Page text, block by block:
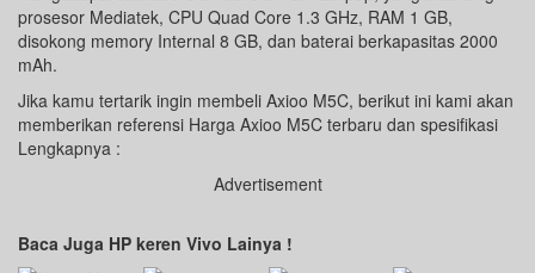
prosesor Mediatek, CPU Quad Core 1.3 GHz, RAM 1 GB,
disokong memory Internal 8 GB, dan baterai berkapasitas 2000
mAh.
Jika kamu tertarik ingin membeli Axioo M5C, berikut ini kami akan
memberikan referensi Harga Axioo M5C terbaru dan spesifikasi
Lengkapnya :
Advertisement
Baca Juga HP keren Vivo Lainya !